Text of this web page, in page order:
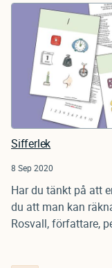
Sifferlek
8 Sep 2020
Har du tänkt på att
du att man kan
Rosvall, författare,